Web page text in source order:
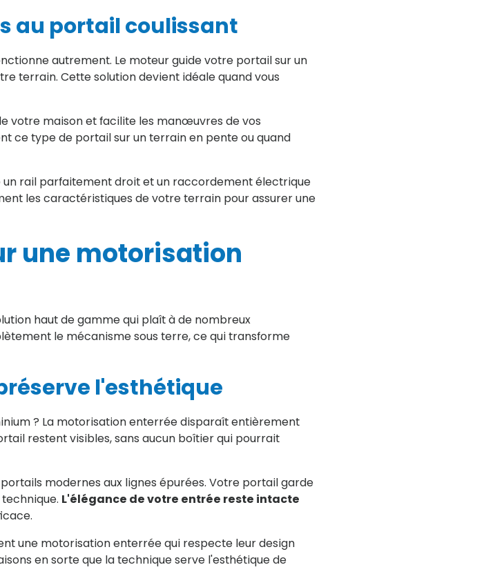
au portail coulissant
autrement. Le moteur guide votre portail sur un
terrain. Cette solution devient idéale quand vous
votre maison et facilite les manœuvres de vos
ce type de portail sur un terrain en pente ou quand
un rail parfaitement droit et un raccordement électrique
les caractéristiques de votre terrain pour assurer une
une motorisation
haut de gamme qui plaît à de nombreux
le mécanisme sous terre, ce qui transforme
l'esthétique
? La motorisation enterrée disparaît entièrement
restent visibles, sans aucun boîtier qui pourrait
modernes aux lignes épurées. Votre portail garde
L'élégance de votre entrée reste intacte
une motorisation enterrée qui respecte leur design
en sorte que la technique serve l'esthétique de